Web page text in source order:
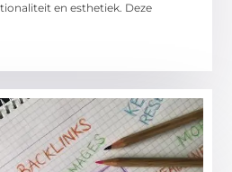
en esthetiek. Deze